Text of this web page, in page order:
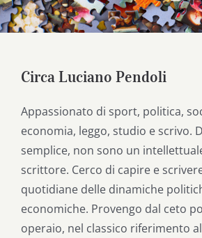
Circa Luciano Pendoli
Appassionato di sport, politica,
economia, leggo, studio e scrivo.
semplice, non sono un
scrittore. Cerco di capire e
quotidiane delle dinamiche
economiche. Provengo dal ceto
operaio, nel classico riferimento